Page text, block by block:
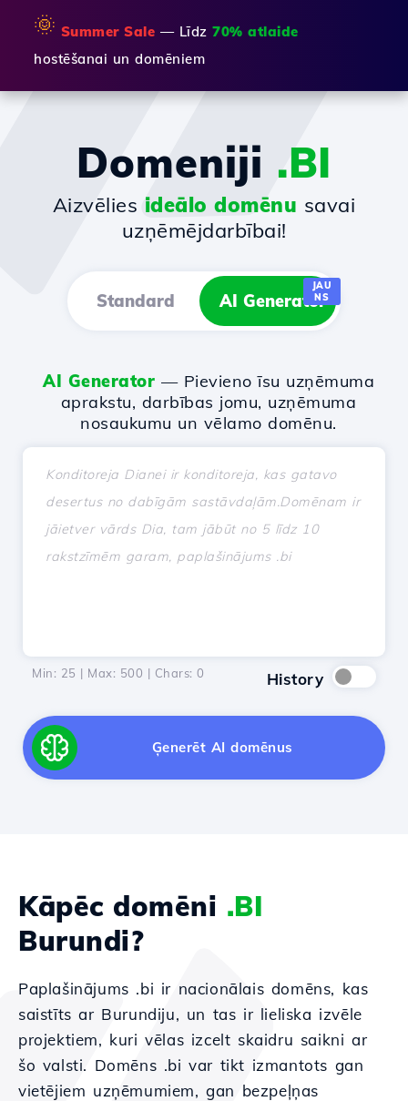
🌞 Summer Sale — Līdz 70% atlaide
hostēšanai un domēniem
Domeniji .BI
Aizvēlies ideālo domēnu savai
uzņēmējdarbībai!
Standard AI Generator
JAU
NS
AI Generator — Pievieno īsu uzņēmuma
aprakstu, darbības jomu, uzņēmuma
nosaukumu un vēlamo domēnu.
Min: 25 | Max: 500 | Chars: 0 History
Ģenerēt AI domēnus
Kāpēc domēni .BI
Burundi?
Paplašinājums .bi ir nacionālais domēns, kas
saistīts ar Burundiju, un tas ir lieliska izvēle
projektiem, kuri vēlas izcelt skaidru saikni ar
šo valsti. Domēns .bi var tikt izmantots gan
vietējiem uzņēmumiem, gan bezpeļņas